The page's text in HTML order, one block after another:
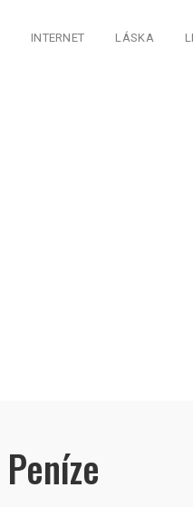
INTERNET LÁSKA
Peníze